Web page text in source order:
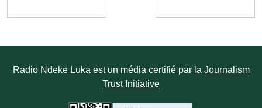
Radio Ndeke Luka est un média certifié par la Journalism
Trust Initiative